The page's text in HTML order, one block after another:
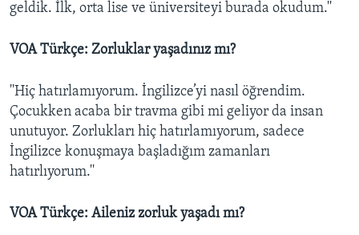
geldik. İlk, orta lise ve üniversiteyi burada okudum.''
VOA Türkçe: Zorluklar yaşadınız mı?
''Hiç hatırlamıyorum. İngilizce’yi nasıl öğrendim.
Çocukken acaba bir travma gibi mi geliyor da insan
unutuyor. Zorlukları hiç hatırlamıyorum, sadece
İngilizce konuşmaya başladığım zamanları
hatırlıyorum.''
VOA Türkçe: Aileniz zorluk yaşadı mı?